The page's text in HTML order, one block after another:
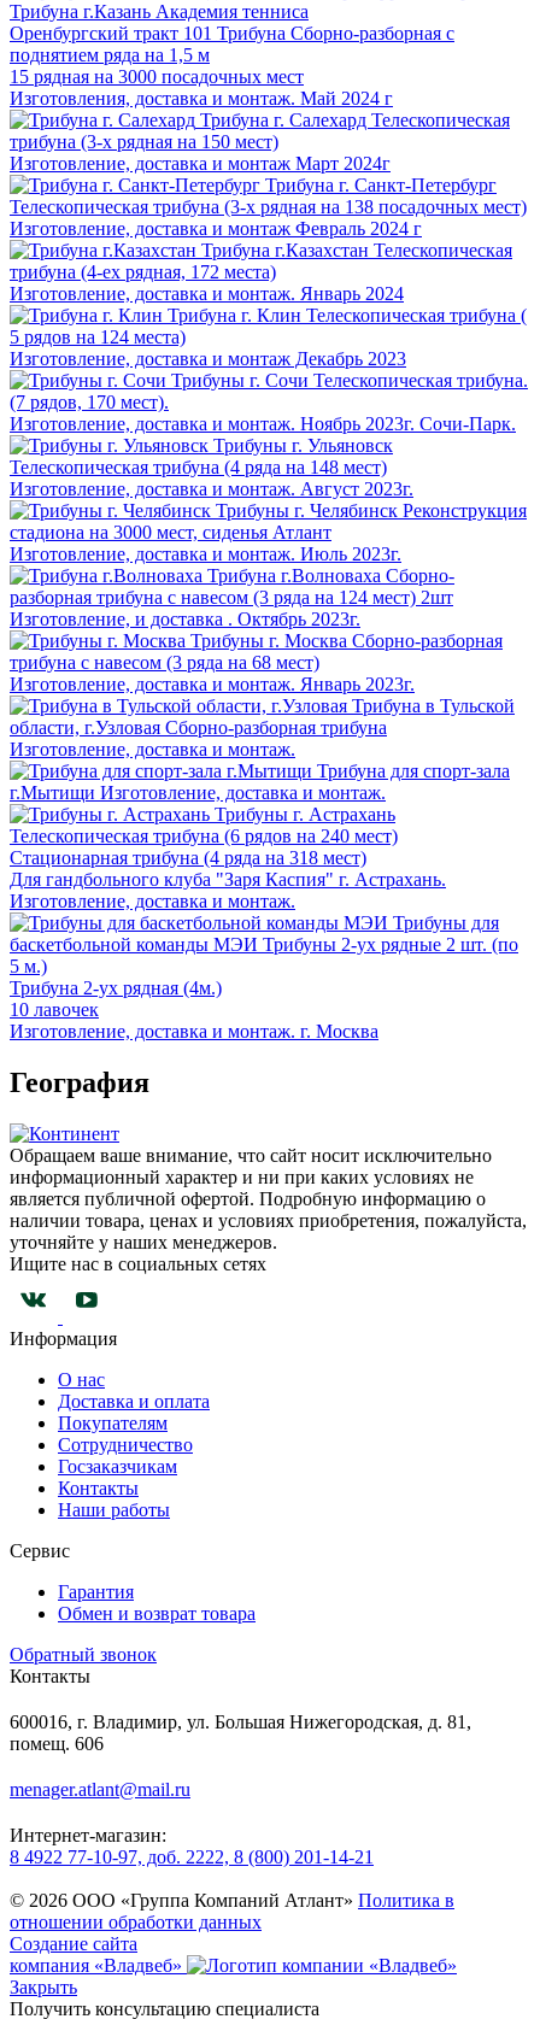
Трибуна г.Казань Академия тенниса
Оренбургский тракт 101 Трибуна Сборно-разборная с
поднятием ряда на 1,5 м
15 рядная на 3000 посадочных мест
Изготовления, доставка и монтаж. Май 2024 г
Трибуна г. Салехард Телескопическая
трибуна (3-х рядная на 150 мест)
Изготовление, доставка и монтаж Март 2024г
Трибуна г. Санкт-Петербург
Телескопическая трибуна (3-х рядная на 138 посадочных мест)
Изготовление, доставка и монтаж Февраль 2024 г
Трибуна г.Казахстан Телескопическая
трибуна (4-ех рядная, 172 места)
Изготовление, доставка и монтаж. Январь 2024
Трибуна г. Клин Телескопическая трибуна (
5 рядов на 124 места)
Изготовление, доставка и монтаж Декабрь 2023
Трибуны г. Сочи Телескопическая трибуна.
(7 рядов, 170 мест).
Изготовление, доставка и монтаж. Ноябрь 2023г. Сочи-Парк.
Трибуны г. Ульяновск
Телескопическая трибуна (4 ряда на 148 мест)
Изготовление, доставка и монтаж. Август 2023г.
Трибуны г. Челябинск Реконструкция
стадиона на 3000 мест, сиденья Атлант
Изготовление, доставка и монтаж. Июль 2023г.
Трибуна г.Волноваха Сборно-
разборная трибуна с навесом (3 ряда на 124 мест) 2шт
Изготовление, и доставка . Октябрь 2023г.
Трибуны г. Москва Сборно-разборная
трибуна с навесом (3 ряда на 68 мест)
Изготовление, доставка и монтаж. Январь 2023г.
Трибуна в Тульской
области, г.Узловая Сборно-разборная трибуна
Изготовление, доставка и монтаж.
Трибуна для спорт-зала
г.Мытищи Изготовление, доставка и монтаж.
Трибуны г. Астрахань
Телескопическая трибуна (6 рядов на 240 мест)
Стационарная трибуна (4 ряда на 318 мест)
Для гандбольного клуба "Заря Каспия" г. Астрахань.
Изготовление, доставка и монтаж.
Трибуны для
баскетбольной команды МЭИ Трибуны 2-ух рядные 2 шт. (по
5 м.)
Трибуна 2-ух рядная (4м.)
10 лавочек
Изготовление, доставка и монтаж. г. Москва
География
Обращаем ваше внимание, что сайт носит исключительно
информационный характер и ни при каких условиях не
является публичной офертой. Подробную информацию о
наличии товара, ценах и условиях приобретения, пожалуйста,
уточняйте у наших менеджеров.
Ищите нас в социальных сетях
Информация
О нас
Доставка и оплата
Покупателям
Сотрудничество
Госзаказчикам
Контакты
Наши работы
Сервис
Гарантия
Обмен и возврат товара
Обратный звонок
Контакты
600016, г. Владимир, ул. Большая Нижегородская, д. 81,
помещ. 606
menager.atlant@mail.ru
Интернет-магазин:
8 4922 77-10-97, доб. 2222, 8 (800) 201-14-21
© 2026 ООО «Группа Компаний Атлант» Политика в
отношении обработки данных
Создание сайта
компания «Владвеб»
Закрыть
Получить консультацию специалиста